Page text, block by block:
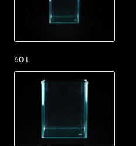
60 L